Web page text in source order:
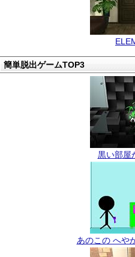
簡単脱出ゲームTOP3
黒い部屋
あのこの へや